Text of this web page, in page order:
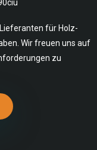
Lieferanten für Holz-
Wir freuen uns auf
zu